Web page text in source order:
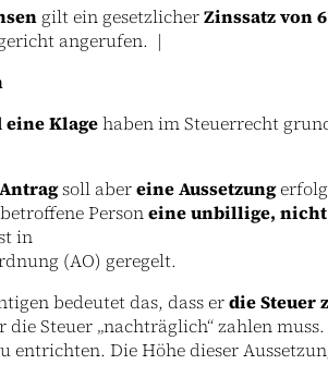
gilt ein gesetzlicherZinssatz von
angerufen. |
Klagehaben im Steuerrecht
soll abereine Aussetzung
Personeine unbillige, nicht
in
(AO) geregelt.
bedeutet das, dass erdie Steuer
die Steuer „nachträglich“ zahlen
entrichten. Die Höhe dieser